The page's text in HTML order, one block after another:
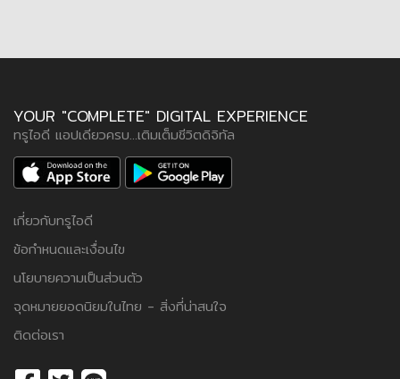
YOUR "COMPLETE" DIGITAL EXPERIENCE
ทรูไอดี แอปเดียวครบ...เติมเต็มชีวิตดิจิทัล
เกี่ยวกับทรูไอดี
ข้อกำหนดและเงื่อนไข
นโยบายความเป็นส่วนตัว
จุดหมายยอดนิยมในไทย - สิ่งที่น่าสนใจ
ติดต่อเรา